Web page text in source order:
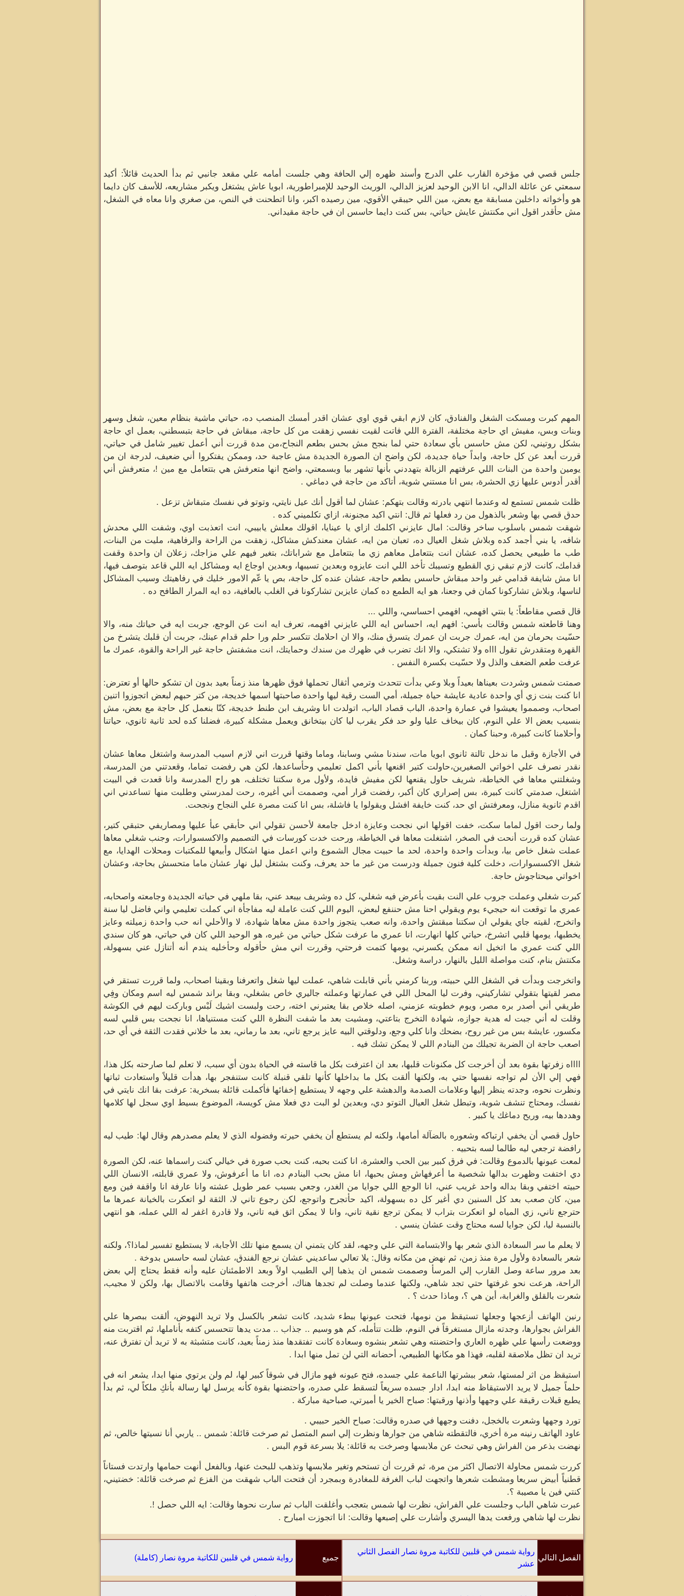
جلس قصي في مؤخرة القارب علي الدرج وأسند ظهره إلي الحافة وهي جلست أمامه علي مقعد جانبي ثم بدأ الحديث قائلاً: أكيد
سمعتي عن عائلة الدالي، انا الابن الوحيد لعزيز الدالي، الوريث الوحيد للإمبراطورية، ابويا عاش يشتغل ويكبر مشاريعه، للأسف كان دايما
هو وأخواته داخلين مسابقة مع بعض، مين اللي حيبقي الأقوي، مين رصيده اكبر، وانا اتطحنت في النص، من صغري وانا معاه في الشغل،
مش حأقدر اقول اني مكنتش عايش حياتي، بس كنت دايما حاسس ان في حاجة مقيداني.
المهم كبرت ومسكت الشغل والفنادق، كان لازم ابقي قوي اوي عشان اقدر أمسك المنصب ده، حياتي ماشية بنظام معين، شغل وسهر
وبنات وبس، مفيش اي حاجة مختلفة، الفترة اللي فاتت لقيت نفسي زهقت من كل حاجة، مبقاش في حاجة بتبسطني، بعمل اي حاجة
بشكل روتيني، لكن مش حاسس بأي سعادة حتي لما بنجح مش بحس بطعم النجاح،من مدة قررت أني أعمل تغيير شامل في حياتي،
قررت أبعد عن كل حاجة، وابداً حياة جديدة، لكن واضح ان الصورة الجديدة مش عاجبة حد، وممكن يفتكروا أني ضعيف، لدرجة ان من
يومين واحدة من البنات اللي عرفتهم الزبالة بتهددني بأنها تشهر بيا وبسمعتي، واضح انها متعرفش هي بتتعامل مع مين !، متعرفش أني
أقدر أدوس عليها زي الحشرة، بس انا مستني شوية، أتاكد من حاجة في دماغي .
ظلت شمس تستمع له وعندما انتهي بادرته وقالت بتهكم: عشان لما أقول أنك عيل نايتي، وتوتو في نفسك متبقاش تزعل .
حدق قصي بها وشعر بالذهول من رد فعلها ثم قال: انتي اكيد مجنونة، ازاي تكلميني كده .
شهقت شمس باسلوب ساخر وقالت: امال عايزني اكلمك ازاي يا عينايا، اقولك معلش يابيبي، انت اتعذبت اوي، وشفت اللي محدش
شافه، يا بني أجمد كده وبلاش شغل العيال ده، تعبان من ايه، عشان معندكش مشاكل، زهقت من الراحة والرفاهية، مليت من البنات،
طب ما طبيعي يحصل كده، عشان انت بتتعامل معاهم زي ما بتتعامل مع شراباتك، بتغير فيهم علي مزاجك، زعلان ان واحدة وقفت
قدامك، كانت لازم تبقي زي القطيع وتسيبك تأخد اللي انت عايزوه وبعدين تسيبها، وبعدين اوجاع ايه ومشاكل ايه اللي قاعد بتوصف فيها،
انا مش شايفة قدامي غير واحد مبقاش حاسس بطعم حاجة، عشان عنده كل حاجة، بص يا عّم الامور خليك في رفاهيتك وسيب المشاكل
لناسها، وبلاش تشاركونا كمان في وجعنا، هو ايه الطمع ده كمان عايزين تشاركونا في الغلب بالعافية، ده ايه المرار الطافح ده .
قال قصي مقاطعاً: يا بنتي افهمي، افهمي احساسي، واللي ...
وهنا قاطعته شمس وقالت بأسي: افهم ايه، احساس ايه اللي عايزني افهمه، تعرف ايه انت عن الوجع، جربت ايه في حياتك منه، والا
حسّيت بحرمان من ايه، عمرك جربت ان عمرك يتسرق منك، والا ان احلامك تتكسر حلم ورا حلم قدام عينك، جربت أن قلبك يتشرخ من
القهرة ومتقدرش تقول اااه ولا تشتكي، والا انك تضرب في ظهرك من سندك وحمايتك، انت مشفتش حاجة غير الراحة والقوة، عمرك ما
عرفت طعم الضعف والذل ولا حسّيت بكسرة النفس .
صمتت شمس وشردت بعيناها بعيداً وبلا وعي بدأت تتحدث وترمي أثقال تحملها فوق ظهرها منذ زمناً بعيد بدون ان تشكو حالها أو تعترض:
انا كنت بنت زي أي واحدة عادية عايشة حياة جميلة، أمي الست رقية ليها واحدة صاحبتها اسمها خديجة، من كتر حبهم لبعض اتجوزوا اتنين
اصحاب، وصمموا يعيشوا في عمارة واحدة، الباب قصاد الباب، اتولدت انا وشريف ابن طنط خديجة، كنّا بنعمل كل حاجة مع بعض، مش
بنسيب بعض الا علي النوم، كان بيخاف عليا ولو حد فكر يقرب ليا كان بيتخانق ويعمل مشكلة كبيرة، فضلنا كده لحد ثانية ثانوي، حياتنا
وأحلامنا كانت كبيرة، وحبنا كمان .
في الأجازة وقبل ما ندخل تالتة ثانوي ابويا مات، سندنا مشي وسابنا، وماما وقتها قررت اني لازم اسيب المدرسة واشتغل معاها عشان
نقدر نصرف علي اخواتي الصغيرين،حاولت كتير اقنعها بأني اكمل تعليمي وحأساعدها، لكن هي رفضت تماما، وقعدتني من المدرسة،
وشغلتني معاها في الخياطة، شريف حاول يقنعها لكن مفيش فايدة، ولأول مرة سكتنا تختلف، هو راح المدرسة وانا قعدت في البيت
اشتغل، صدمتي كانت كبيرة، بس إصراري كان أكبر، رفضت قرار أمي، وصممت أني أغيره، رحت لمدرستي وطلبت منها تساعدني اني
اقدم ثانوية منازل، ومعرفتش اي حد، كنت خايفة افشل ويقولوا يا فاشلة، بس انا كنت مصرة علي النجاح ونجحت.
ولما رحت اقول لماما سكت، خفت اقولها اني نجحت وعايزة ادخل جامعة لأحسن تقولي اني حأبقي عبأ عليها ومصاريفي حتبقي كتير،
عشان كده قررت أنحت في الصخر، اشتغلت معاها في الخياطة، ورحت خدت كورسات في التصميم والاكسسوارات، وجنب شغلي معاها
عملت شغل خاص بيا، وبدأت واحدة واحدة، لحد ما حبيت مجال الشموع واني اعمل منها اشكال وأبيعها للمكتبات ومحلات الهدايا، مع
شغل الاكسسوارات، دخلت كلية فنون جميلة ودرست من غير ما حد يعرف، وكنت بشتغل ليل نهار عشان ماما متحسش بحاجة، وعشان
اخواتي ميحتاجوش حاجة.
كبرت شغلي وعملت جروب علي النت بقيت بأعرض فيه شغلي، كل ده وشريف بيبعد عني، بقا ملهي في حياته الجديدة وجامعته واصحابه،
عمري ما توقعت انه حيجيء يوم ويقولي احنا مش حننفع لبعض، اليوم اللي كنت عاملة ليه مفاجأة اني كملت تعليمي واني فاضل ليا سنة
واتخرج، لقيته جاي يقولي ان سكتنا مبقتش واحدة، وانه صعب يتجوز واحدة مش معاها شهادة، لا والأحلي انه حب واحدة زميلته وعايز
يخطبها، يومها قلبي اتشرخ، حياتي كلها انهارت، انا عمري ما عرفت شكل حياتي من غيره، هو الوحيد اللي كان في حياتي، هو كان سندي
اللي كنت عمري ما اتخيل انه ممكن يكسرني، يومها كتمت فرحتي، وقررت اني مش حأقوله وحأخليه يندم أنه أتنازل عني بسهولة،
مكنتش بنام، كنت مواصلة الليل بالنهار، دراسة وشغل.
واتخرجت وبدأت في الشغل اللي حبيته، وربنا كرمني بأني قابلت شاهي، عملت ليها شغل واتعرفنا وبقينا اصحاب، ولما قررت تستقر في
مصر لقيتها بتقولي تشاركيني، وفرت ليا المحل اللي في عمارتها وعملته جاليري خاص بشغلي، وبقا براند شمس ليه اسم ومكان وفِي
طريقي أني أصدر بره مصر، ويوم خطوبته عزمني، اصله خلاص بقا يعتبرني اخته، رحت ولبست اشيك لَبْس وباركت ليهم في الكوشة
وقلت له أني جبت له هدية جوازه، شهادة التخرج بتاعتي، ومشيت بعد ما شفت النظرة اللي كنت مستنياها، انا نجحت بس قلبي لسه
مكسور، عايشة بس من غير روح، بضحك وانا كلي وجع، ودلوقتي البيه عايز يرجع تاني، بعد ما رماني، بعد ما خلاني فقدت الثقة في أي حد،
اصعب حاجة ان الضربة تجيلك من البنادم اللي لا يمكن تشك فيه .
ااااه زفرتها بقوة بعد أن أخرجت كل مكنونات قلبها، بعد ان اعترفت بكل ما قاسته في الحياة بدون أي سبب، لا تعلم لما صارحته بكل هذا،
فهي إلي الأن لم تواجه نفسها حتي به، ولكنها ألقت بكل ما بداخلها كأنها تلقي قنبلة كانت ستنفجر بها، هدأت قليلاً واستعادت ثباتها
ونظرت نحوه، وجدته ينظر إليها وعلامات الصدمة والدهشة علي وجهه لا يستطيع إخفائها فأكملت قائلة بسخرية: عرفت بقا انك نايتي في
نفسك، ومحتاج تنشف شوية، وتبطل شغل العيال التوتو دي، وبعدين لو البت دي فعلا مش كويسة، الموضوع بسيط اوي سجل لها كلامها
وهددها بيه، وريح دماغك يا كبير .
حاول قصي أن يخفي ارتباكه وشعوره بالضآلة أمامها، ولكنه لم يستطع أن يخفي حيرته وفضوله الذي لا يعلم مصدرهم وقال لها: طيب ليه
رافضة ترجعي ليه طالما لسه بتحبيه .
لمعت عيونها بالدموع وقالت: في فرق كبير بين الحب والعشرة، انا كنت بحبه، كنت بحب صورة في خيالي كنت راسماها عنه، لكن الصورة
دي اختفت وظهرت بدالها شخصية ما أعرفهاش ومش بحبها، انا مش بحب البنادم ده، انا ما أعرفوش، ولا عمري قابلته، الانسان اللي
حبيته اختفي وبقا بداله واحد غريب عني، انا الوجع اللي جوايا من الغدر، وجعي بسبب عمر طويل عشته وانا عارفة انا واقفة فين ومع
مين، كان صعب بعد كل السنين دي أغير كل ده بسهولة، اكيد حأتجرح واتوجع، لكن رجوع تاني لا، الثقة لو اتعكرت بالخيانة عمرها ما
حترجع تاني، زي المياه لو اتعكرت بتراب لا يمكن ترجع نقية تاني، وانا لا يمكن اثق فيه تاني، ولا قادرة اغفر له اللي عمله، هو انتهي
بالنسبة ليا، لكن جوايا لسه محتاج وقت عشان ينسي .
لا يعلم ما سر السعادة الذي شعر بها والابتسامة التي علي وجهه، لقد كان يتمني ان يسمع منها تلك الأجابة، لا يستطيع تفسير لماذا؟، ولكنه
شعر بالسعادة ولأول مرة منذ زمن، ثم نهض من مكانه وقال: يلا تعالي ساعديني عشان نرجع الفندق، عشان لسه حاسس بدوخة .
بعد مرور ساعة وصل القارب إلي المرسأ وصممت شمس ان يذهبا إلي الطبيب اولاً وبعد الاطمئنان عليه وأنه فقط يحتاج إلي بعض
الراحة، هرعت نحو غرفتها حتي تجد شاهي، ولكنها عندما وصلت لم تجدها هناك، أخرجت هاتفها وقامت بالاتصال بها، ولكن لا مجيب،
شعرت بالقلق والغرابة، أين هي ؟، وماذا حدث ؟ .
رنين الهاتف أزعجها وجعلها تستيقظ من نومها، فتحت عيونها ببطء شديد، كانت تشعر بالكسل ولا تريد النهوض، ألقت ببصرها علي
الفراش بجوارها، وجدته مازال مستغرقاً في النوم، ظلت تتأمله، كم هو وسيم .. جذاب .. مدت يدها تتحسس كتفه بأناملها، ثم اقتربت منه
ووضعت رأسها علي ظهره العاري واحتضنته وهي تشعر بنشوه وسعادة كانت تفتقدها منذ زمناً بعيد، كانت متشبثة به لا تريد أن تفترق عنه،
تريد ان تظل ملاصقة لقلبه، فهذا هو مكانها الطبيعي، أحضانه التي لن تمل منها ابدا .
استيقظ من اثر لمستها، شعر ببشرتها الناعمة علي جسده، فتح عيونه فهو مازال في شوقاً كبير لها، لم ولن يرتوي منها ابدا، يشعر انه في
حلماً جميل لا يريد الاستيقاظ منه ابدا، ادار جسده سريعاً لتسقط علي صدره، واحتضنها بقوة كأنه يرسل لها رسالة بأنكِ ملكاً لي، ثم بدأ
يطبع قبلات رقيقة علي وجهها وأذنها ورقبتها: صباح الخير يا أميرتي، صباحية مباركة .
تورد وجهها وشعرت بالخجل، دفنت وجهها في صدره وقالت: صباح الخير حبيبي .
عاود الهاتف رنينه مرة أخري، فالتقطته شاهي من جوارها ونظرت إلي اسم المتصل ثم صرخت قائلة: شمس .. ياربي أنا نسيتها خالص، ثم
نهضت بذعر من الفراش وهي تبحث عن ملابسها وصرخت به قائلة: يلا بسرعة قوم البس .
كررت شمس محاولة الاتصال اكثر من مرة، ثم قررت أن تستحم وتغير ملابسها وتذهب للبحث عنها، وبالفعل أنهت حمامها وارتدت فستاناً
قطنياً أبيض سريعا ومشطت شعرها واتجهت لباب الغرفة للمغادرة وبمجرد أن فتحت الباب شهقت من الفزع ثم صرخت قائلة: خضتيني،
كنتي فين يا مصيبة ؟.
عبرت شاهي الباب وجلست علي الفراش، نظرت لها شمس بتعجب وأغلقت الباب ثم سارت نحوها وقالت: ايه اللي حصل !.
نظرت لها شاهي ورفعت يدها اليسري وأشارت علي إصبعها وقالت: انا اتجوزت امبارح .
الفصل التالي
رواية شمس في قلبين للكاتبة مروة نصار الفصل الثاني
عشر
جميع رواية شمس في قلبين للكاتبة مروة نصار (كاملة)